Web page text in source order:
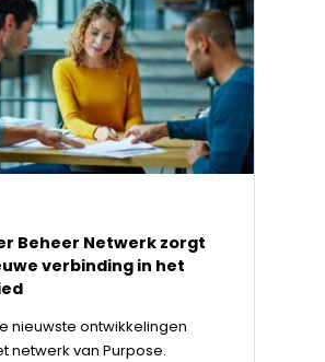
Beheer Netwerk zorgt
verbinding in het
nieuwste ontwikkelingen
netwerk van Purpose.